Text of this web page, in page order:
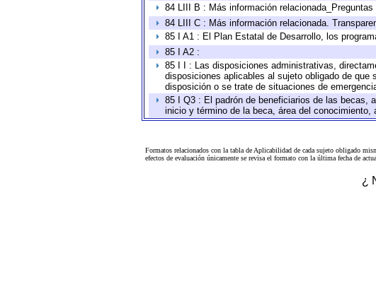
84 LIII B : Más información relacionada_Preguntas
84 LIII C : Más información relacionada.
85 I A1 : El Plan Estatal de Desarrollo, los
85 I A2 :
85 I I : Las disposiciones administrativas,
disposiciones aplicables al sujeto obligado de
disposición o se trate de situaciones de
85 I Q3 : El padrón de beneficiarios de las becas,
inicio y término de la beca, área del conocimiento,
Formatos relacionados con la tabla de Aplicabilidad de cada sujeto obligado
efectos de evaluación únicamente se revisa el formato con la última fecha de
¿